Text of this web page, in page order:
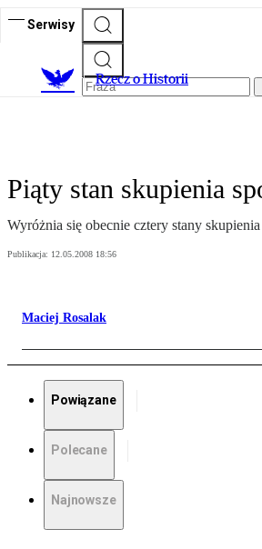
Serwisy
Rzecz o Historii
Piąty stan skupienia
Wyróżnia się obecnie cztery stany
Publikacja: 12.05.2008 18:56
Maciej Rosalak
Powiązane
Polecane
Najnowsze